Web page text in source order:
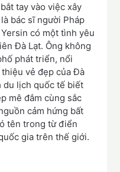
tay vào việc xây
bác sĩ người Pháp
có một tình yêu
Đà Lạt. Ông không
phát triển, nổi
vẻ đẹp của Đà
du lịch quốc tế biết
mê đắm cùng sắc
cảm hứng bất
tên trong từ điển
gia trên thế giới.